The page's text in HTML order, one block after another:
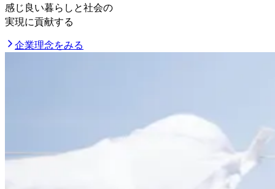
感じ良い暮らしと社会の
実現に貢献する
企業理念をみる